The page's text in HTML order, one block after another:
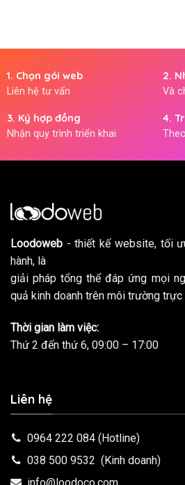
1. Chọn gói web
Liên hệ tư vấn
2.
Và
3. Ký hợp đồng
Nhận quy trình triển khai
4.
Loodoweb - thiết kế website, tối
hành, là
giải pháp tổng thể đáp ứng mọi
quả kinh doanh trên môi trường trực
Thời gian làm việc:
Thứ 2 đến thứ 6, 09:00 – 17:00
Liên hệ
0964 222 084 (Hotline)
038 500 9532 (Kinh doanh)